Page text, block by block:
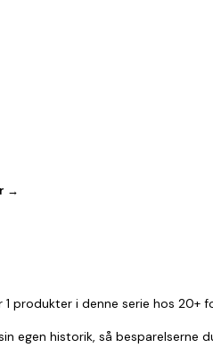
→
produkter i denne serie hos 20+
egen historik, så